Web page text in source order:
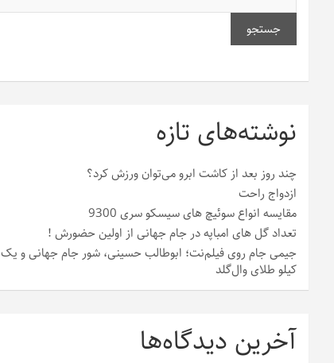
جستجو
نوشته‌های تازه
چند روز بعد از کاشت ابرو می‌توان ورزش کرد؟
ازدواج راحت
مقایسه انواع سوئیچ های سیسکو سری 9300
تعداد گل های امباپه در جام جهانی از اولین حضورش !
جیمی جام روی فیلم‌نت؛ ابوطالب حسینی، شور جام جهانی و یک
کیلو طلای وال‌گلد
آخرین دیدگاه‌ها